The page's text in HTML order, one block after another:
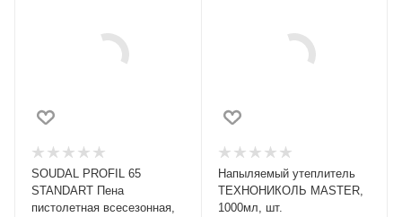
SOUDAL PROFIL 65
STANDART Пена
пистолетная всесезонная,
Напыляемый утеплитель
ТЕХНОНИКОЛЬ MASTER,
1000мл, шт.